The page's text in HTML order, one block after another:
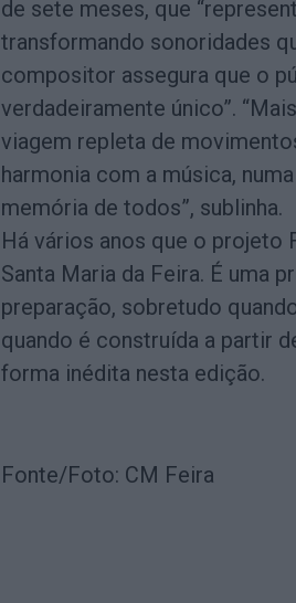
de sete meses, que
transformando sonoridades
compositor assegura que o
verdadeiramente único”.
viagem repleta de
harmonia com a música,
memória de todos”, sublinha.
Há vários anos que o projeto
Santa Maria da Feira. É uma
preparação, sobretudo
quando é construída a partir
forma inédita nesta edição.
Fonte/Foto: CM Feira